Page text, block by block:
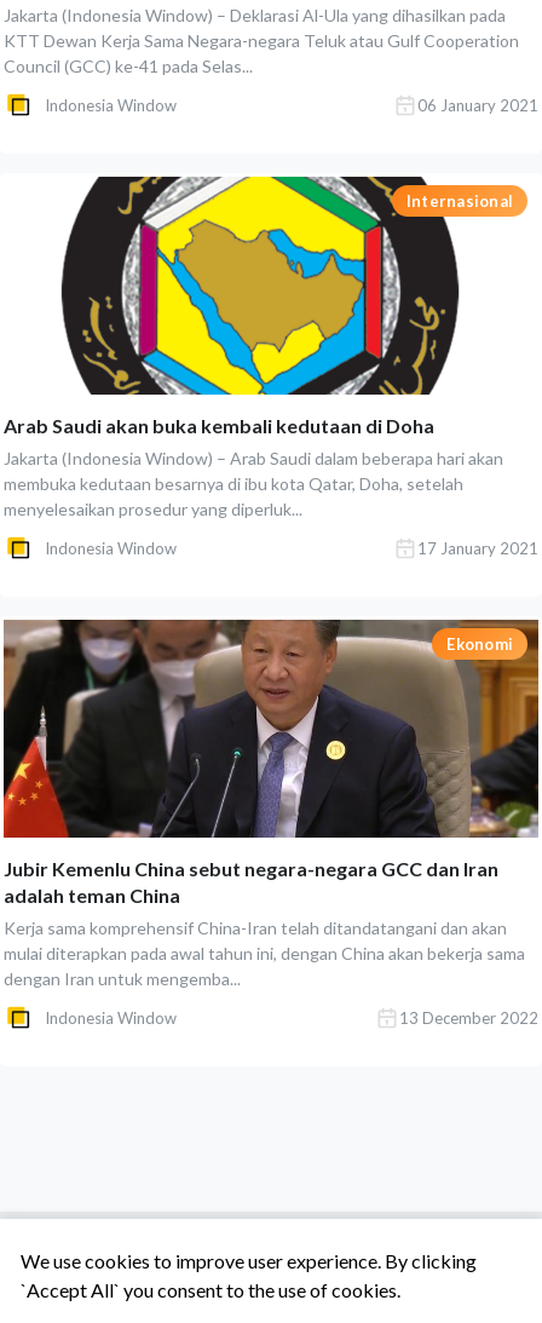
Jakarta (Indonesia Window) – Deklarasi Al-Ula yang dihasilkan pada
KTT Dewan Kerja Sama Negara-negara Teluk atau Gulf Cooperation
Council (GCC) ke-41 pada Selas...
Indonesia Window 06 January 2021
Internasional
Arab Saudi akan buka kembali kedutaan di Doha
Jakarta (Indonesia Window) – Arab Saudi dalam beberapa hari akan
membuka kedutaan besarnya di ibu kota Qatar, Doha, setelah
menyelesaikan prosedur yang diperluk...
Indonesia Window 17 January 2021
Ekonomi
Jubir Kemenlu China sebut negara-negara GCC dan Iran
adalah teman China
Kerja sama komprehensif China-Iran telah ditandatangani dan akan
mulai diterapkan pada awal tahun ini, dengan China akan bekerja sama
dengan Iran untuk mengemba...
Indonesia Window 13 December 2022
We use cookies to improve user experience. By clicking
`Accept All` you consent to the use of cookies.